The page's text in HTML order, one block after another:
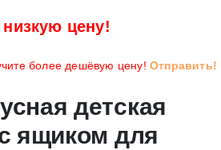
цену!
более дешёвую цену! Отправить!
детская
ящиком для